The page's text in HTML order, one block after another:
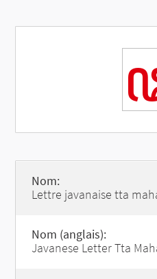
Nom:
Lettre javanaise tta
Nom (anglais):
Javanese Letter Tta